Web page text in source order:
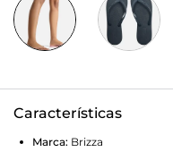
Características
Marca: Brizza